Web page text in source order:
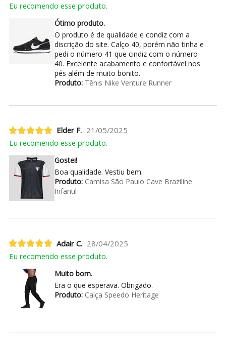
Eu recomendo esse produto.
Ótimo produto.
O produto é de qualidade e condiz com a
discrição do site. Calço 40, porém não tinha e
pedi o número 41 que cindiz com o número
40. Excelente acabamento e confortável nos
pés além de muito bonito.
Produto:Tênis Nike Venture Runner
Elder F. 21/05/2025
Eu recomendo esse produto.
Gostei!
Boa qualidade. Vestiu bem.
Produto:Camisa São Paulo Cave Braziline
Infantil
Adair C. 28/04/2025
Eu recomendo esse produto.
Muito bom.
Era o que esperava. Obrigado.
Produto:Calça Speedo Heritage